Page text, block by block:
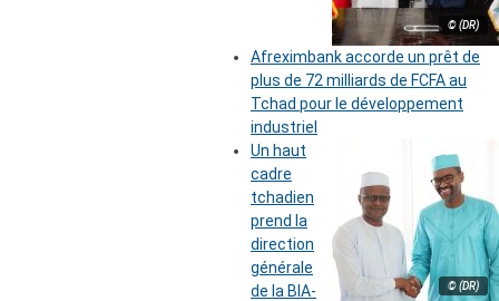
© (DR)
Afreximbank accorde un prêt de
plus de 72 milliards de FCFA au
Tchad pour le développement
industriel
© (DR)
Un haut
cadre
tchadien
prend la
direction
générale
de la BIA-